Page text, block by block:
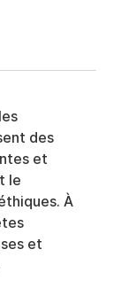
des
et
le
À
et